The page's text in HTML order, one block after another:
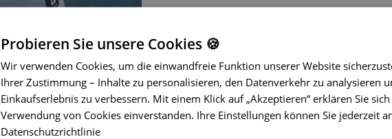
SandalenLIEWOODLilo sind für
dass Komfort und Funktionalität
aus EVA-Schaum zusammen mit
Probieren Sie unsere Cookies 🍪
Wir verwenden Cookies, um die einwandfreie Funktion unserer Website
Ihrer Zustimmung – Inhalte zu personalisieren, den Datenverkehr zu analysieren
Einkaufserlebnis zu verbessern. Mit einem Klick auf „Akzeptieren“ erklären Sie
Verwendung von Cookies einverstanden. Ihre Einstellungen können Sie jederzeit
Datenschutzrichtlinie